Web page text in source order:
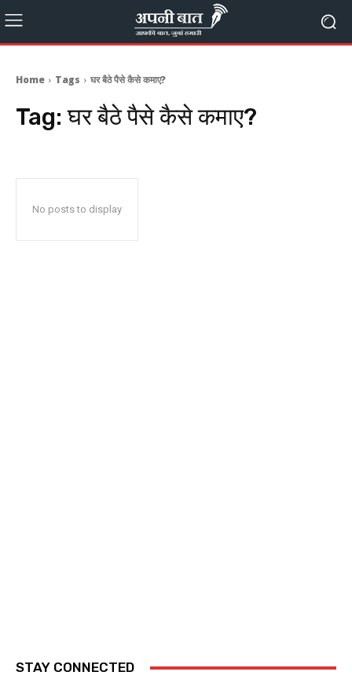
Home Tags घर बैठे पैसे कैसे कमाए?
Tag:घर बैठे पैसे कैसे कमाए?
No posts to display
STAY CONNECTED